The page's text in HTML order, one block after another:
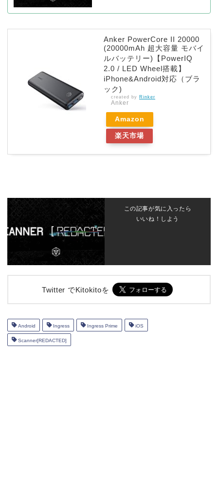
Anker PowerCore II 20000
(20000mAh 超大容量 モバイ
ルバッテリー)【PowerIQ
2.0 / LED Wheel搭載】
iPhone&Android対応（ブラ
ック)
created by Rinker
Anker
Amazon
楽天市場
この記事が気に入ったら
いいね！しよう
Twitter でKitokitoを
Android Ingress Ingress Prime iOS
Scanner[REDACTED]